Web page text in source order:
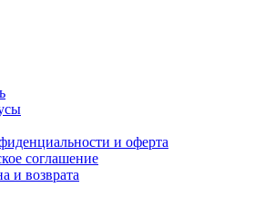
и оферта
соглашение
и возврата